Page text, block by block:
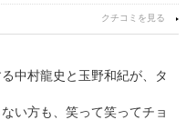
中村龍史と玉野和紀が、タ
い方も、笑って笑ってチョ